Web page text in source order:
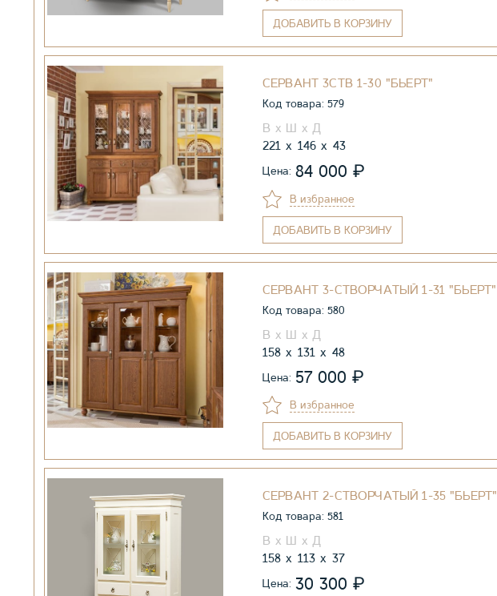
ДОБАВИТЬ В КОРЗИНУ
СЕРВАНТ 3СТВ 1-30 "БЬЕРТ"
Код товара: 579
221 146 43
Цена: 84 000 ₽
В избранное
ДОБАВИТЬ В КОРЗИНУ
СЕРВАНТ 3-СТВОРЧАТЫЙ 1-31 "БЬЕРТ"
Код товара: 580
158 131 48
Цена: 57 000 ₽
В избранное
ДОБАВИТЬ В КОРЗИНУ
СЕРВАНТ 2-СТВОРЧАТЫЙ 1-35 "БЬЕРТ"
Код товара: 581
158 113 37
Цена: 30 300 ₽